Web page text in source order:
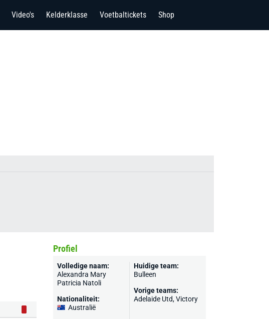
Video's Kelderklasse Voetbaltickets Shop
Profiel
Volledige naam:
Alexandra Mary
Patricia Natoli
Nationaliteit:
Australië
Huidige team:
Bulleen
Vorige teams:
Adelaide Utd, Victory